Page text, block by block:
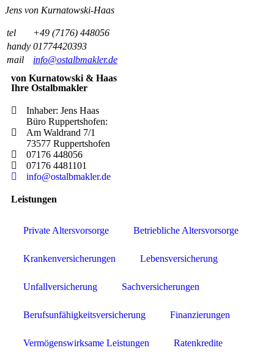
Jens von Kurnatowski-Haas
tel
+49 (7176) 448056
handy 01774420393
mail
info@ostalbmakler.de
von Kurnatowski & Haas
Ihre Ostalbmakler
Inhaber: Jens Haas
Büro Ruppertshofen:
Am Waldrand 7/1
73577 Ruppertshofen
07176 448056
07176 4481101
info@ostalbmakler.de
Leistungen
Private Altersvorsorge Betriebliche Altersvorsorge
Krankenversicherungen Lebensversicherung
Unfallversicherung Sachversicherungen
Berufsunfähigkeitsversicherung Finanzierungen
Vermögenswirksame Leistungen Ratenkredite